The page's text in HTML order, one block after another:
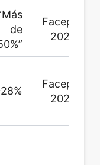
de
Facephi,
2026
Facephi,
2026